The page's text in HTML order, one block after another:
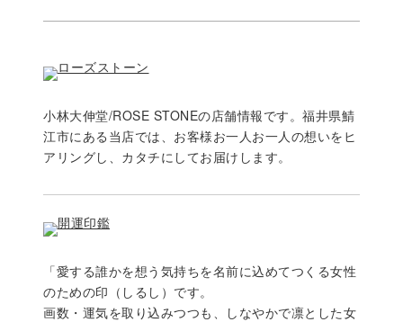
小林大伸堂/ROSE STONEの店舗情報です。福井県鯖
江市にある当店では、お客様お一人お一人の想いをヒ
アリングし、カタチにしてお届けします。
「愛する誰かを想う気持ちを名前に込めてつくる女性
のための印（しるし）です。
画数・運気を取り込みつつも、しなやかで凛とした女